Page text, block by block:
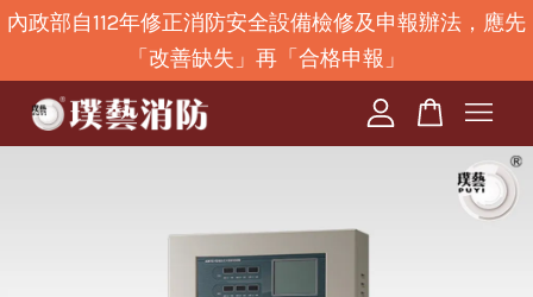
內政部自112年修正消防安全設備檢修及申報辦法，應先
「改善缺失」再「合格申報」
您的購物車目前還是空的。